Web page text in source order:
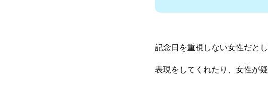
記念日を重視しない女性だと
表現をしてくれたり、女性が